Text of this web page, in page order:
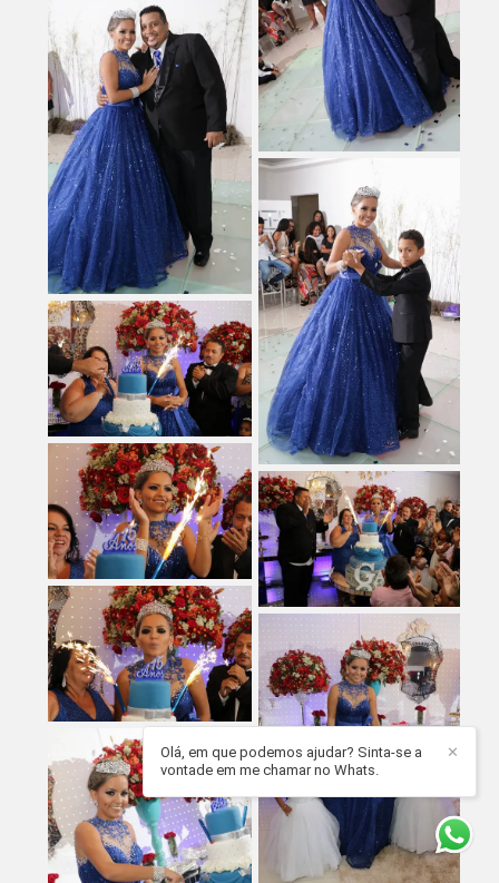
✕
Olá, em que podemos ajudar? Sinta-se a
vontade em me chamar no Whats.